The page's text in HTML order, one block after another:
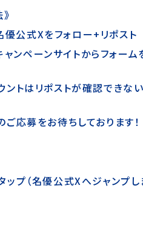
優公式Xをフォロー+リポスト
ンペーンサイトからフォーム
トはリポストが確認できな
ご応募をお待ちしております！
プ（名優公式Xへジャンプし